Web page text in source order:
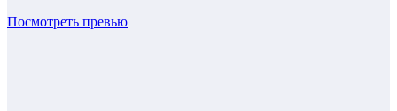
Посмотреть превью